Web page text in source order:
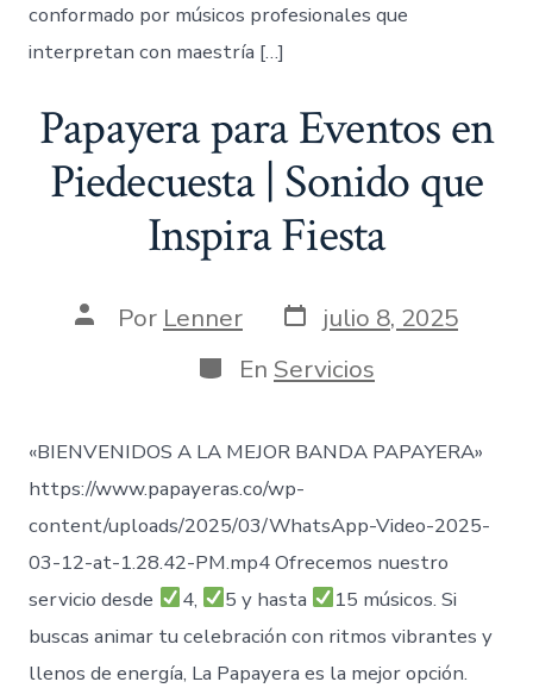
conformado por músicos profesionales que
interpretan con maestría […]
Papayera para Eventos en
Piedecuesta | Sonido que
Inspira Fiesta
AutorPor Lenner Fecha
de
publicación
julio 8, 2025
Categorías
En Servicios
«BIENVENIDOS A LA MEJOR BANDA PAPAYERA»
https://www.papayeras.co/wp-
content/uploads/2025/03/WhatsApp-Video-2025-
03-12-at-1.28.42-PM.mp4 Ofrecemos nuestro
servicio desde
4, 5 y hasta
15 músicos. Si
buscas animar tu celebración con ritmos vibrantes y
llenos de energía, La Papayera es la mejor opción.